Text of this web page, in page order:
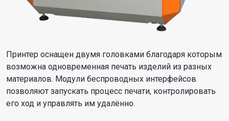
Принтер оснащен двумя головками благодаря которым
возможна одновременная печать изделий из разных
материалов. Модули беспроводных интерфейсов
позволяют запускать процесс печати, контролировать
его ход и управлять им удалённо.